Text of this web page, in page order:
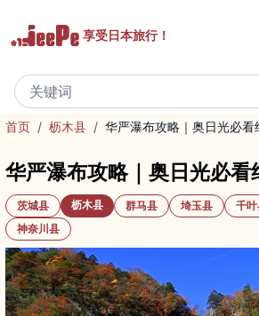
享受日本旅行！
首页 / 枥木县 / 华严瀑布攻略｜奥日光必看
华严瀑布攻略｜奥日光必看
茨城县 枥木县 群马县 埼玉县 千
神奈川县